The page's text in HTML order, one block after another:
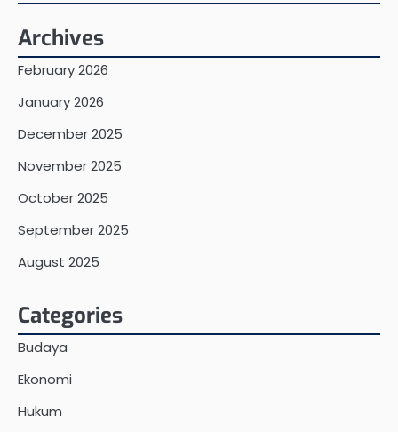
Archives
February 2026
January 2026
December 2025
November 2025
October 2025
September 2025
August 2025
Categories
Budaya
Ekonomi
Hukum